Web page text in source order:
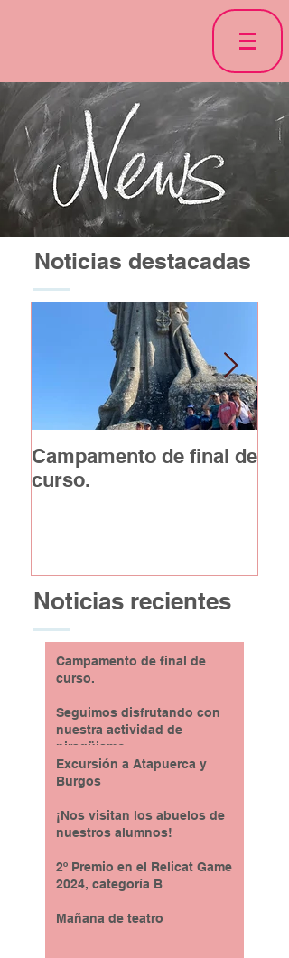
Noticias destacadas
Campamento de final de
curso.
Noticias recientes
Campamento de final de
curso.
Seguimos disfrutando con
nuestra actividad de
piragüismo
Excursión a Atapuerca y
Burgos
¡Nos visitan los abuelos de
nuestros alumnos!
2º Premio en el Relicat Game
2024, categoría B
Mañana de teatro